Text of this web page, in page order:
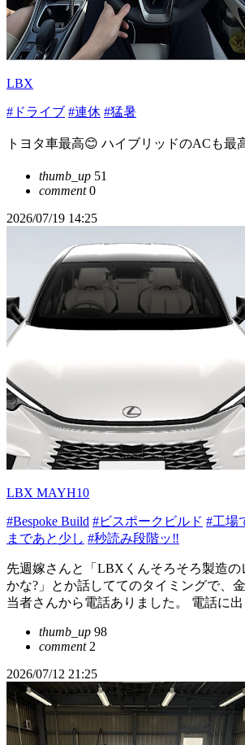
LBX
#ドライブ #連休 #猛暑
トヨタ車最高😊 ハイブリッドのACも最
thumb_up 51
comment0
2026/07/19 14:25
LBX MAYH10
#Bespoke Build #ビスポークビルド #工場
まであと少し #秒読み段階ッ‼️
先週嫁さんと「LBXくんそろそろ製造
かな?」とか話しててのタイミングで、
当者さんから電話ありました。 電話に
thumb_up 98
comment2
2026/07/12 21:25